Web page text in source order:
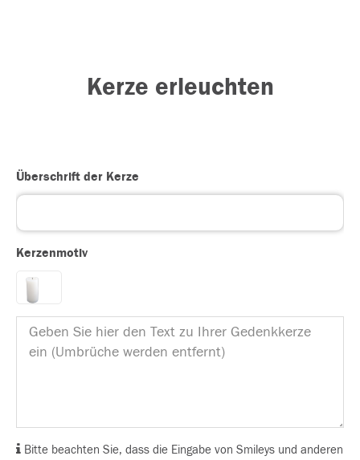
Kerze erleuchten
Überschrift der Kerze
Kerzenmotiv
Bitte beachten Sie, dass die Eingabe von Smileys und anderen